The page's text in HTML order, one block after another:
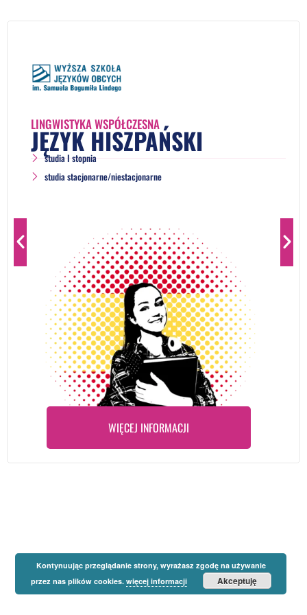
LINGWISTYKA WSPÓŁCZESNA
JĘZYK HISZPAŃSKI
studia I stopnia
studia stacjonarne/niestacjonarne
WIĘCEJ INFORMACJI
Kontynuując przeglądanie strony, wyrażasz zgodę na używanie
przez nas plików cookies. więcej informacji Akceptuję